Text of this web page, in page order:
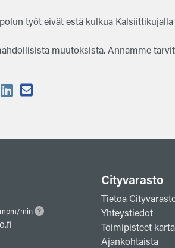
työt eivät estä kulkua
muutoksista. Annamme
min
Cityvarasto
Tietoa
Yhteystiedot
Toimipisteet
Ajankohtaista